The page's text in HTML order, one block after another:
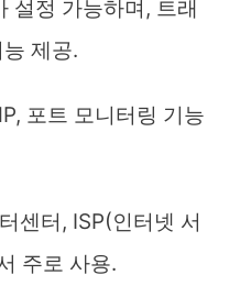
설정 가능하며, 트래
제공.
포트 모니터링 기능
센터, ISP(인터넷 서
주로 사용.